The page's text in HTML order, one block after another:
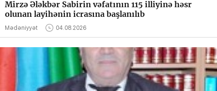
Mirzə Ələkbər Sabirin vəfatının 115 illiyinə həsr
olunan layihənin icrasına başlanılıb
Mədəniyyət 04.08.2026